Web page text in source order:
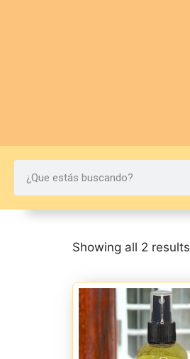
Showing all 2 results